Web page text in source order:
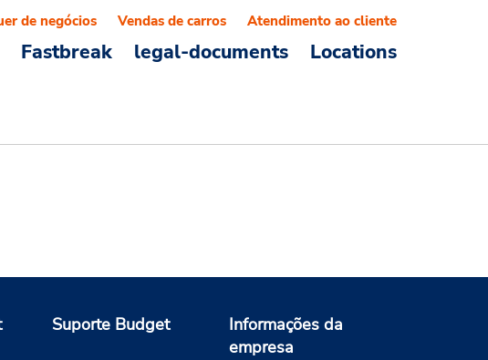
Fastbreak legal-documents Locations
de negócios Vendas de carros Atendimento ao cliente
Suporte Budget
Informações da
empresa